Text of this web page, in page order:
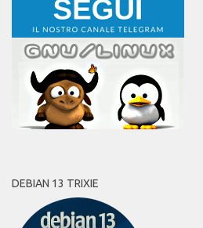
DEBIAN 13 TRIXIE